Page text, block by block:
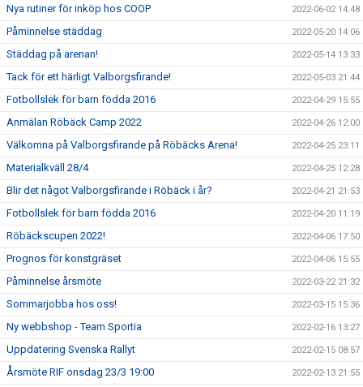
Nya rutiner för inköp hos COOP 2022-06-02 14:48
Påminnelse städdag 2022-05-20 14:06
Städdag på arenan! 2022-05-14 13:33
Tack för ett härligt Valborgsfirande! 2022-05-03 21:44
Fotbollslek för barn födda 2016 2022-04-29 15:55
Anmälan Röbäck Camp 2022 2022-04-26 12:00
Välkomna på Valborgsfirande på Röbäcks Arena! 2022-04-25 23:11
Materialkväll 28/4 2022-04-25 12:28
Blir det något Valborgsfirande i Röbäck i år? 2022-04-21 21:53
Fotbollslek för barn födda 2016 2022-04-20 11:19
Röbäckscupen 2022! 2022-04-06 17:50
Prognos för konstgräset 2022-04-06 15:55
Påminnelse årsmöte 2022-03-22 21:32
Sommarjobba hos oss! 2022-03-15 15:36
Ny webbshop - Team Sportia 2022-02-16 13:27
Uppdatering Svenska Rallyt 2022-02-15 08:57
Årsmöte RIF onsdag 23/3 19:00 2022-02-13 21:55